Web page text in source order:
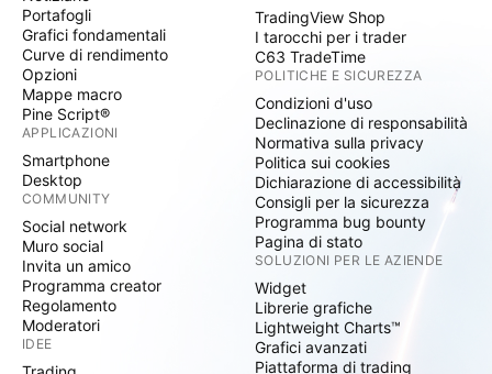
Portafogli
Grafici fondamentali
Curve di rendimento
Opzioni
Mappe macro
Pine Script®
APPLICAZIONI
Smartphone
Desktop
COMMUNITY
Social network
Muro social
Invita un amico
Programma creator
Regolamento
Moderatori
IDEE
TradingView Shop
I tarocchi per i trader
C63 TradeTime
POLITICHE E SICUREZZA
Condizioni d'uso
Declinazione di responsabilità
Normativa sulla privacy
Politica sui cookies
Dichiarazione di accessibilità
Consigli per la sicurezza
Programma bug bounty
Pagina di stato
SOLUZIONI PER LE AZIENDE
Widget
Librerie grafiche
Lightweight Charts™
Grafici avanzati
Piattaforma di trading